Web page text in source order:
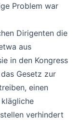
Problem war
Dirigenten die
aus
in den Kongress
Gesetz zur
einen
verhindert